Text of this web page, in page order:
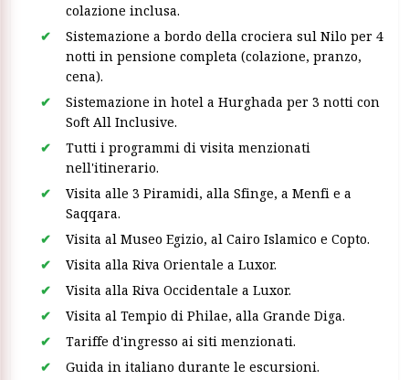
colazione inclusa.
Sistemazione a bordo della crociera sul Nilo per 4
notti in pensione completa (colazione, pranzo,
cena).
Sistemazione in hotel a Hurghada per 3 notti con
Soft All Inclusive.
Tutti i programmi di visita menzionati
nell'itinerario.
Visita alle 3 Piramidi, alla Sfinge, a Menfi e a
Saqqara.
Visita al Museo Egizio, al Cairo Islamico e Copto.
Visita alla Riva Orientale a Luxor.
Visita alla Riva Occidentale a Luxor.
Visita al Tempio di Philae, alla Grande Diga.
Tariffe d'ingresso ai siti menzionati.
Guida in italiano durante le escursioni.